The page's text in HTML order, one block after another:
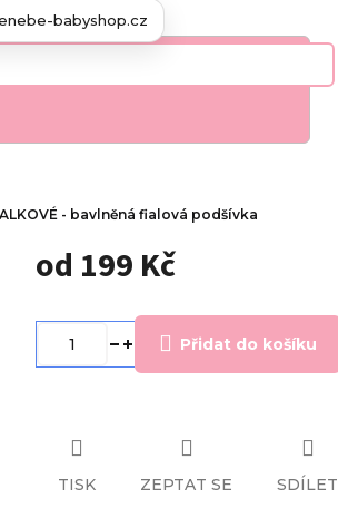
- bavlněná fialová podšívka
od 199 Kč
cena:
Přidat do košíku
TISK ZEPTAT SE SDÍLET
babyshop.cz